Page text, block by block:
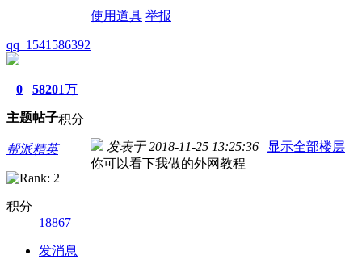
使用道具 举报
qq_1541586392
0
主题
5820
帖子
1万
积分
帮派精英
积分
18867
发消息
发表于 2018-11-25 13:25:36 | 显示全部楼层
你可以看下我做的外网教程